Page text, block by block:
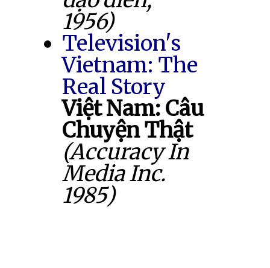
1956)
Television's
Vietnam: The
Real Story
Việt Nam: Câu
Chuyện Thật
(Accuracy In
Media Inc.
1985)